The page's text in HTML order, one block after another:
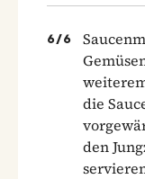
6/6
die
den